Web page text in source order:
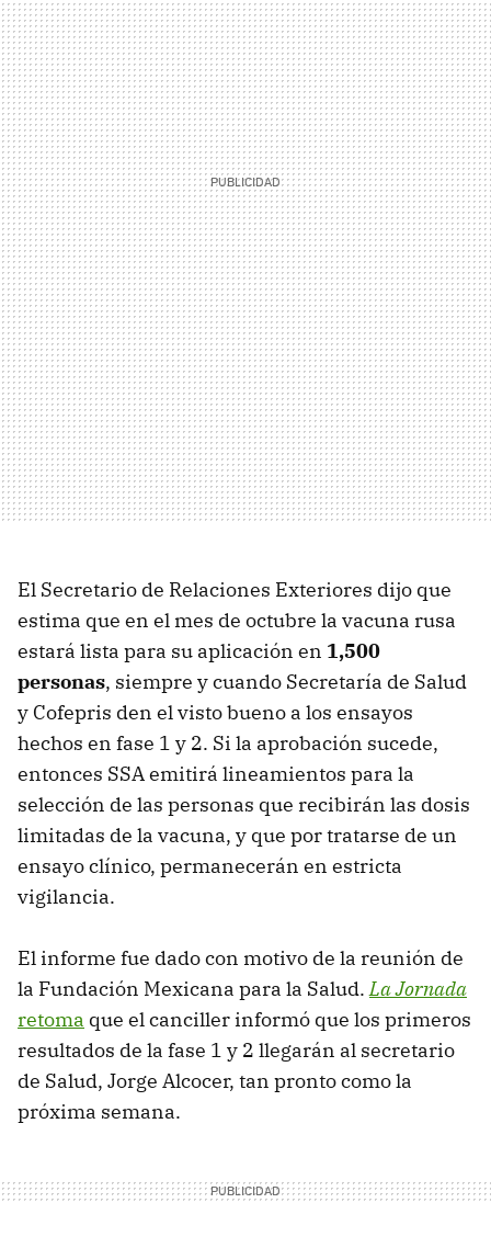
El Secretario de Relaciones Exteriores dijo que
estima que en el mes de octubre la vacuna rusa
estará lista para su aplicación en 1,500
personas, siempre y cuando Secretaría de Salud
y Cofepris den el visto bueno a los ensayos
hechos en fase 1 y 2. Si la aprobación sucede,
entonces SSA emitirá lineamientos para la
selección de las personas que recibirán las dosis
limitadas de la vacuna, y que por tratarse de un
ensayo clínico, permanecerán en estricta
vigilancia.
El informe fue dado con motivo de la reunión de
la Fundación Mexicana para la Salud.La Jornada
retoma que el canciller informó que los primeros
resultados de la fase 1 y 2 llegarán al secretario
de Salud, Jorge Alcocer, tan pronto como la
próxima semana.